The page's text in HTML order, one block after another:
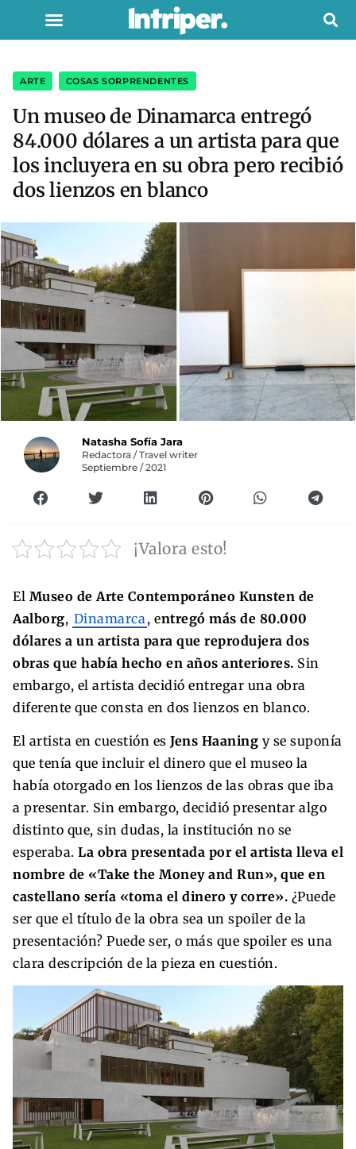
ARTE COSAS SORPRENDENTES
Un museo de Dinamarca entregó
84.000 dólares a un artista para que
los incluyera en su obra pero recibió
dos lienzos en blanco
Natasha Sofía Jara
Redactora / Travel writer
Septiembre / 2021
¡Valora esto!
El Museo de Arte Contemporáneo Kunsten de
Aalborg, Dinamarca , entregó más de 80.000
dólares a un artista para que reprodujera dos
obras que había hecho en años anteriores. Sin
embargo, el artista decidió entregar una obra
diferente que consta en dos lienzos en blanco.
El artista en cuestión es Jens Haaning y se suponía
que tenía que incluir el dinero que el museo la
había otorgado en los lienzos de las obras que iba
a presentar. Sin embargo, decidió presentar algo
distinto que, sin dudas, la institución no se
esperaba. La obra presentada por el artista lleva el
nombre de «Take the Money and Run», que en
castellano sería «toma el dinero y corre». ¿Puede
ser que el título de la obra sea un spoiler de la
presentación? Puede ser, o más que spoiler es una
clara descripción de la pieza en cuestión.